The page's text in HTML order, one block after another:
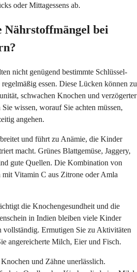
oder Mittagessens ab.
Nährstoffmängel bei
nicht genügend bestimmte Schlüssel-
essen. Diese Lücken können zu
schwachen Knochen und verzögerter
wissen, worauf Sie achten müssen,
angehen.
und führt zu Anämie, die Kinder
macht. Grünes Blattgemüse, Jaggery,
gute Quellen. Die Kombination von
mit Vitamin C aus Zitrone oder Amla
die Knochengesundheit und die
in Indien bleiben viele Kinder
vollständig. Ermutigen Sie zu Aktivitäten
angereicherte Milch, Eier und Fisch.
und Zähne unerlässlich.